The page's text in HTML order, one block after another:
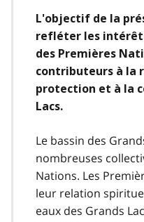
L'objectif de la
refléter les
des Premières
contributeurs à la
protection et à la
Lacs.
Le bassin des
nombreuses
Nations. Les
leur relation
eaux des Grands